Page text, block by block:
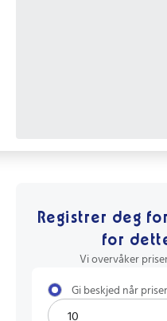
Registrer deg
for
Vi overvåker
Gi beskjed når